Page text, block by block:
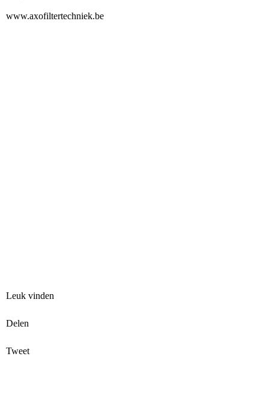
www.axofiltertechniek.be
Leuk vinden
Delen
Tweet